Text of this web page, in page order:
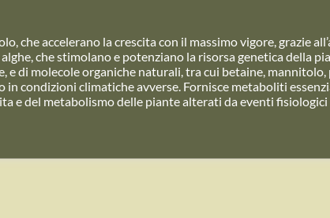
che accelerano la crescita con il massimo vigore, grazie
che stimolano e potenziano la risorsa genetica della
e di molecole organiche naturali, tra cui betaine,
condizioni climatiche avverse. Fornisce metaboliti
e del metabolismo delle piante alterati da eventi fisiologici